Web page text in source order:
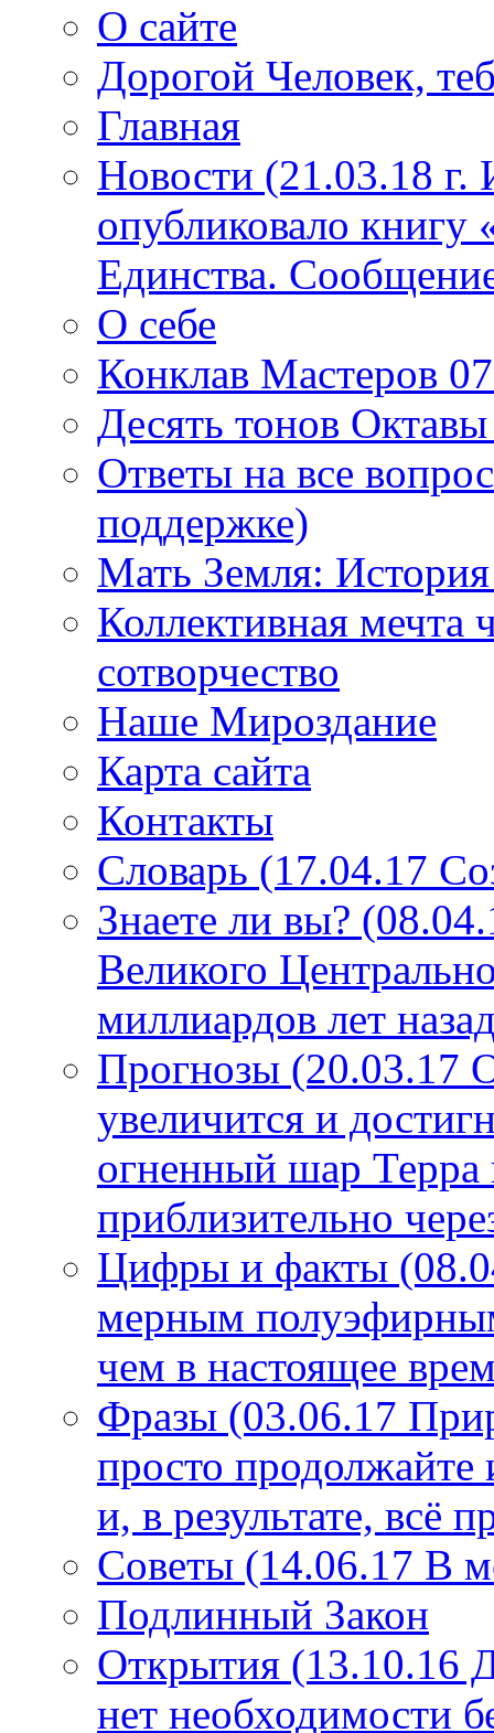
О сайте
Дорогой Человек,
Главная
Новости (21.03.18 г.
опубликовало книгу
Единства.
О себе
Конклав Мастеров
Десять тонов
Ответы на все
поддержке)
Мать Земля: История
Коллективная мечта
сотворчество
Наше Мироздание
Карта сайта
Контакты
Словарь (17.04.17
Знаете ли вы?
Великого
миллиардов лет
Прогнозы (20.03.17
увеличится и
огненный шар Терра
приблизительно
Цифры и факты
мерным
чем в настоящее
Фразы (03.06.17
просто продолжайте
и, в результате, всё
Советы (14.06.17 В
Подлинный Закон
Открытия (13.10.16
нет необходимости